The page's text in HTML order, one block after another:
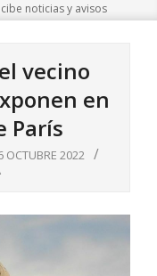
noticias y avisos
vecino
en
París
OCTUBRE 2022